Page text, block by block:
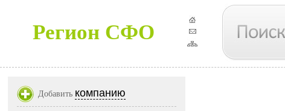
Регион СФО
Добавить компанию